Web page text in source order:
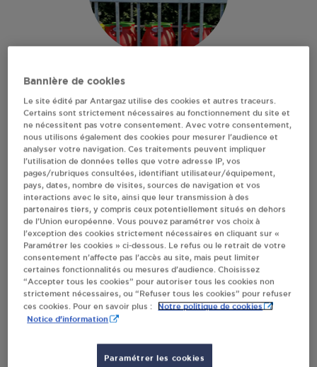
CARREFOUR MARKET
MONTMIRAIL
6 RUE DU FAUBOURG DE CONDE
51210 MONTMIRAIL
Revendeur de bouteilles de gaz
S'Y RENDRE
AFFICHER LE TÉLÉPHONE
RECEVOIR LES COORDONNÉES DU REVENDEUR
d’informations (dont mon adresse IP) et leur transfert hors UE
par Google Maps afin d’afficher la carte.
En savoir plus
Bannière de cookies
Le site édité par Antargaz utilise des cookies et autres traceurs.
Certains sont strictement nécessaires au fonctionnement du site et
ne nécessitent pas votre consentement. Avec votre consentement,
nous utilisons également des cookies pour mesurer l’audience et
analyser votre navigation. Ces traitements peuvent impliquer
l’utilisation de données telles que votre adresse IP, vos
pages/rubriques consultées, identifiant utilisateur/équipement,
pays, dates, nombre de visites, sources de navigation et vos
interactions avec le site, ainsi que leur transmission à des
partenaires tiers, y compris ceux potentiellement situés en dehors
de l’Union européenne. Vous pouvez paramétrer vos choix à
l’exception des cookies strictement nécessaires en cliquant sur «
Paramétrer les cookies » ci-dessous. Le refus ou le retrait de votre
consentement n’affecte pas l’accès au site, mais peut limiter
certaines fonctionnalités ou mesures d’audience. Choisissez
“Accepter tous les cookies” pour autoriser tous les cookies non
strictement nécessaires, ou “Refuser tous les cookies” pour refuser
ces cookies. Pour en savoir plus :
Notre politique de cookies
Notice d'information
Paramétrer les cookies